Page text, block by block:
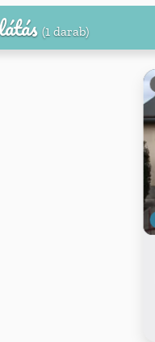
(1 darab)